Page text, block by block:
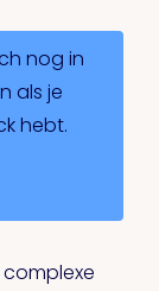
nog in
als je
hebt.